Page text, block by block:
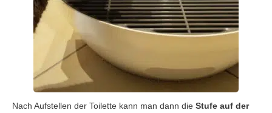
Nach Aufstellen der Toilette kann man dann die Stufe auf der